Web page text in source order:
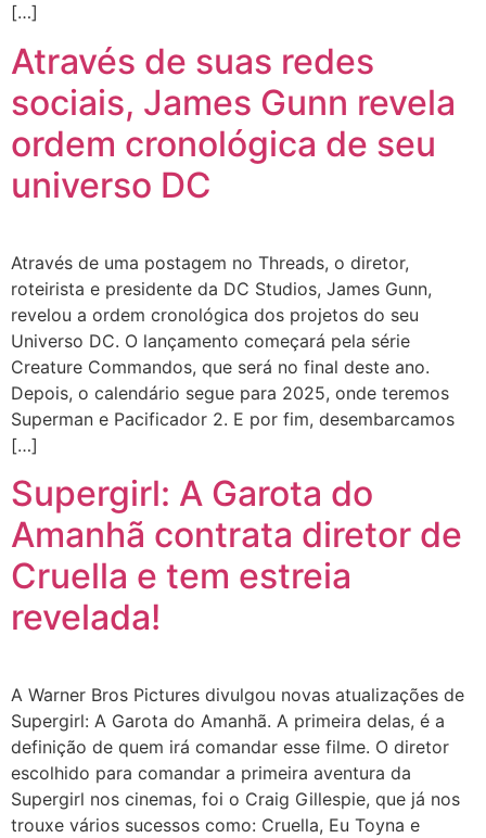
[…]
Através de suas redes
sociais, James Gunn revela
ordem cronológica de seu
universo DC
Através de uma postagem no Threads, o diretor,
roteirista e presidente da DC Studios, James Gunn,
revelou a ordem cronológica dos projetos do seu
Universo DC. O lançamento começará pela série
Creature Commandos, que será no final deste ano.
Depois, o calendário segue para 2025, onde teremos
Superman e Pacificador 2. E por fim, desembarcamos
[…]
Supergirl: A Garota do
Amanhã contrata diretor de
Cruella e tem estreia
revelada!
A Warner Bros Pictures divulgou novas atualizações de
Supergirl: A Garota do Amanhã. A primeira delas, é a
definição de quem irá comandar esse filme. O diretor
escolhido para comandar a primeira aventura da
Supergirl nos cinemas, foi o Craig Gillespie, que já nos
trouxe vários sucessos como: Cruella, Eu Toyna e